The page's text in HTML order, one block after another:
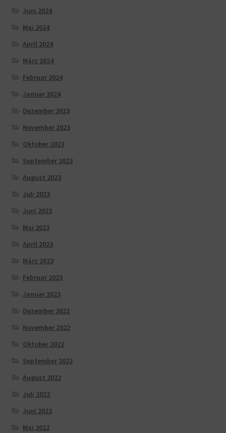
Juni 2024
Mai 2024
April 2024
März 2024
Februar 2024
Januar 2024
Dezember 2023
November 2023
Oktober 2023
September 2023
August 2023
Juli 2023
Juni 2023
Mai 2023
April 2023
März 2023
Februar 2023
Januar 2023
Dezember 2022
November 2022
Oktober 2022
September 2022
August 2022
Juli 2022
Juni 2022
Mai 2022